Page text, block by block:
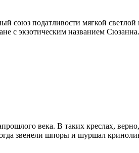
податливости мягкой
с экзотическим названием Сюзанна.
века. В таких креслах,
звенели шпоры и шуршал